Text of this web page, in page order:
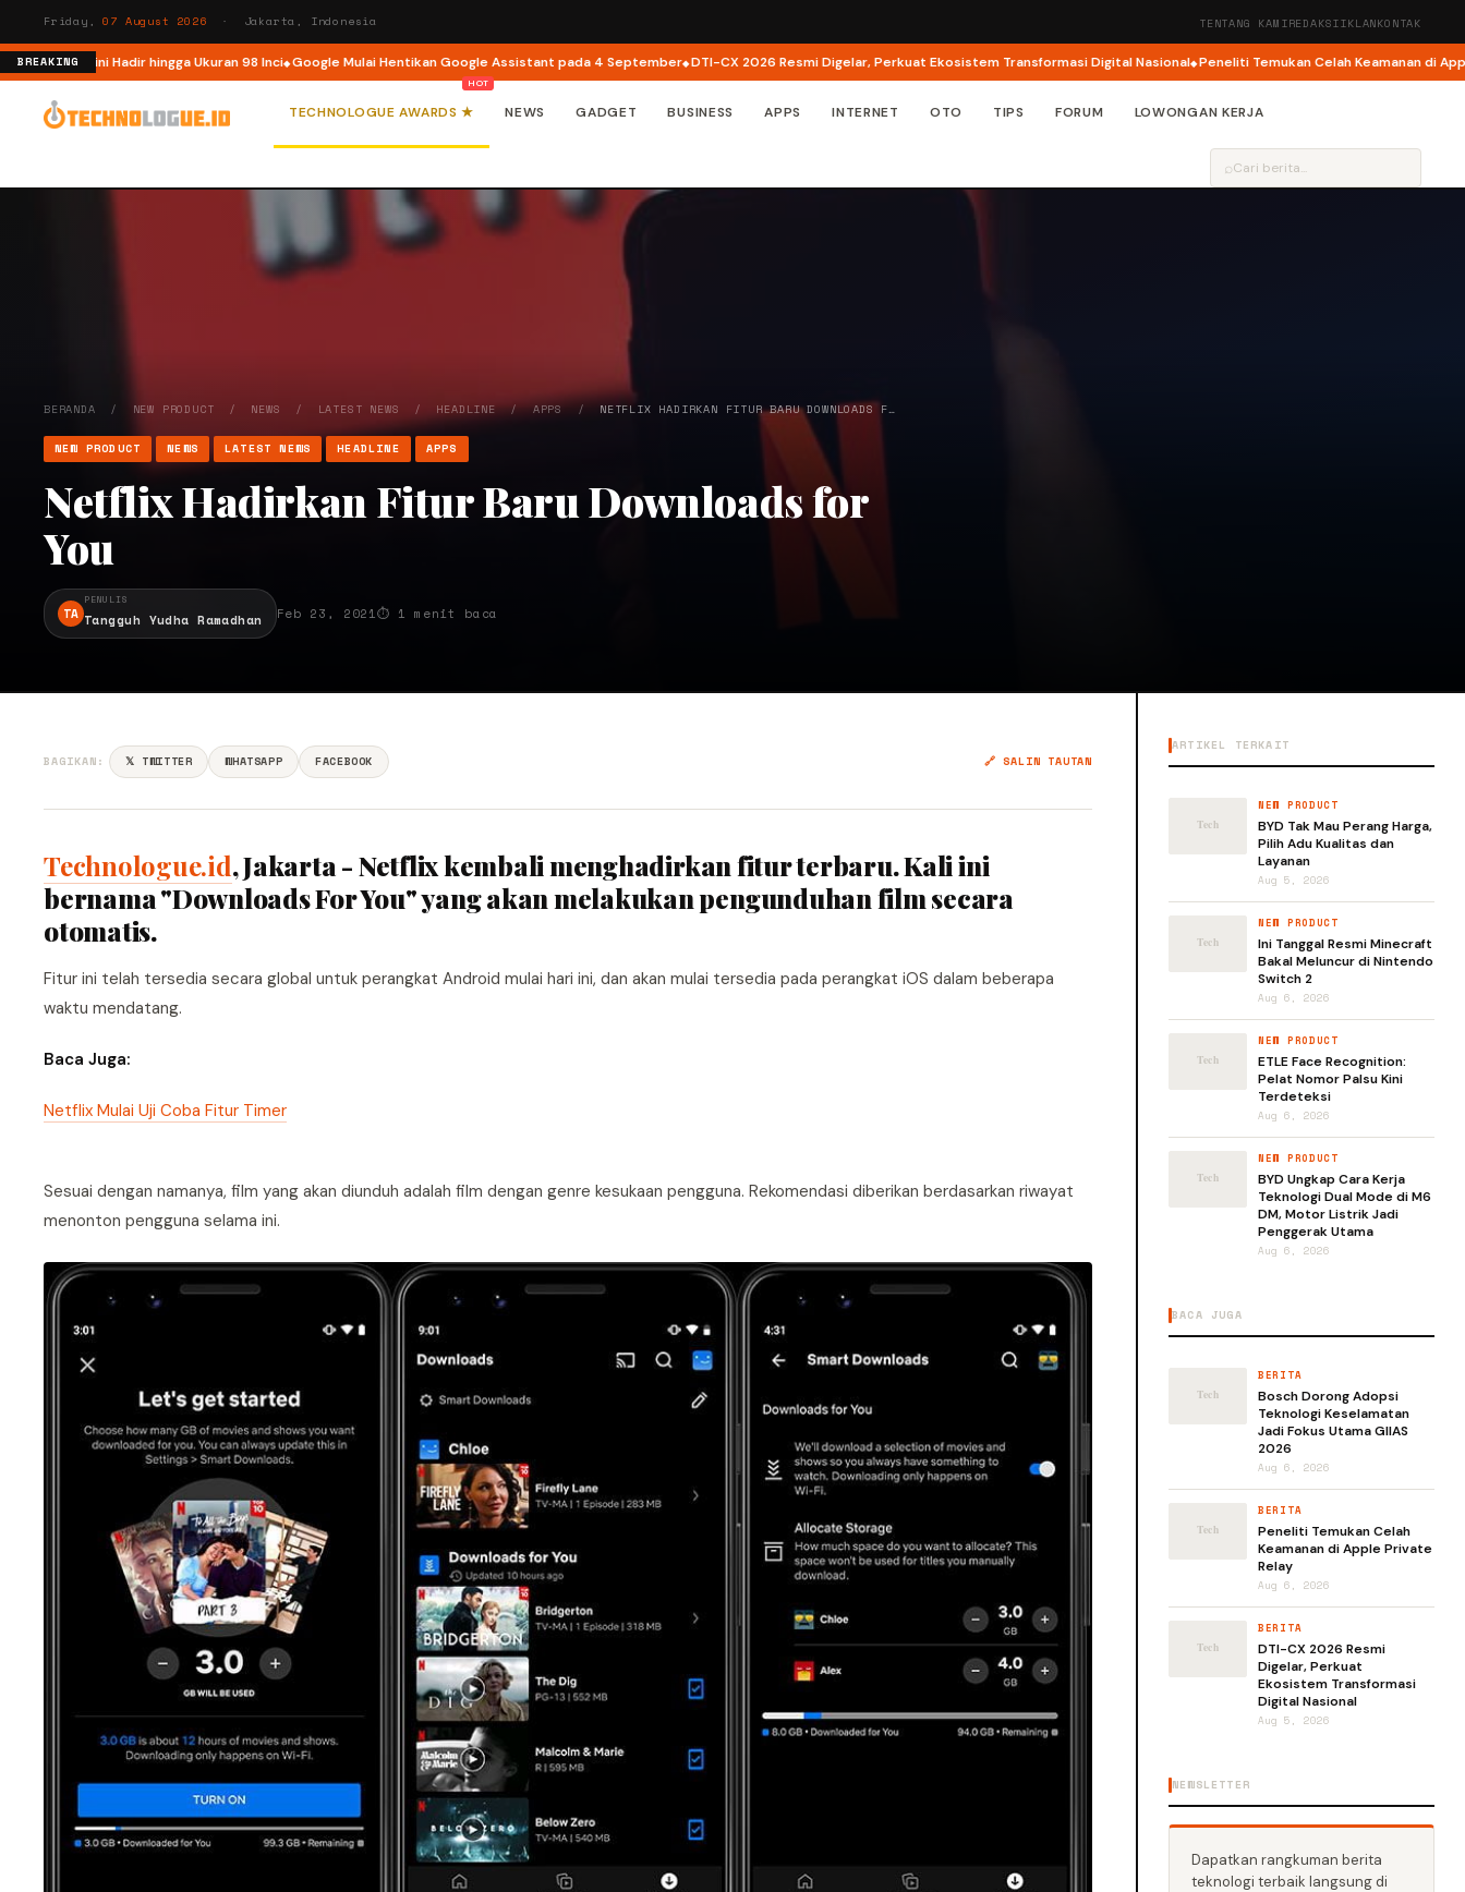
Friday,07 August 2026 · Jakarta, Indonesia TENTANG KAMIREDAKSIIKLANKONTAK
BREAKING
Kini Hadir hingga Ukuran 98 Inci Google Mulai Hentikan Google Assistant pada 4 September DTI-CX 2026 Resmi Digelar, Perkuat Ekosistem Transformasi Digital Nasional Peneliti Temukan Celah Keamanan di Apple
TECHNOLOGUE AWARDS ★ NEWS GADGET BUSINESS APPS INTERNET OTO TIPS FORUM LOWONGAN KERJA
⌕
BERANDA / NEW PRODUCT / NEWS / LATEST NEWS / HEADLINE/APPS/ NETFLIX HADIRKAN FITUR BARU DOWNLOADS F…
NEW PRODUCT NEWS LATEST NEWS HEADLINE APPS
Netflix Hadirkan Fitur Baru Downloads for
You
TA
PENULIS
Tangguh Yudha Ramadhan Feb 23, 2021⏱ 1 menit baca
BAGIKAN: 𝕏 TWITTER WHATSAPP FACEBOOK 🔗 SALIN TAUTAN
Technologue.id, Jakarta - Netflix kembali menghadirkan fitur terbaru. Kali ini
bernama "Downloads For You" yang akan melakukan pengunduhan film secara
otomatis.
Fitur ini telah tersedia secara global untuk perangkat Android mulai hari ini, dan akan mulai tersedia pada perangkat iOS dalam beberapa
waktu mendatang.
Baca Juga:
Netflix Mulai Uji Coba Fitur Timer
Sesuai dengan namanya, film yang akan diunduh adalah film dengan genre kesukaan pengguna. Rekomendasi diberikan berdasarkan riwayat
menonton pengguna selama ini.
ARTIKEL TERKAIT
NEW PRODUCT
BYD Tak Mau Perang Harga,
Pilih Adu Kualitas dan
Layanan
Aug 5, 2026
NEW PRODUCT
Ini Tanggal Resmi Minecraft
Bakal Meluncur di Nintendo
Switch 2
Aug 6, 2026
NEW PRODUCT
ETLE Face Recognition:
Pelat Nomor Palsu Kini
Terdeteksi
Aug 6, 2026
NEW PRODUCT
BYD Ungkap Cara Kerja
Teknologi Dual Mode di M6
DM, Motor Listrik Jadi
Penggerak Utama
Aug 6, 2026
BACA JUGA
BERITA
Bosch Dorong Adopsi
Teknologi Keselamatan
Jadi Fokus Utama GIIAS
2026
Aug 6, 2026
BERITA
Peneliti Temukan Celah
Keamanan di Apple Private
Relay
Aug 6, 2026
BERITA
DTI-CX 2026 Resmi
Digelar, Perkuat
Ekosistem Transformasi
Digital Nasional
Aug 5, 2026
NEWSLETTER
Dapatkan rangkuman berita
teknologi terbaik langsung di